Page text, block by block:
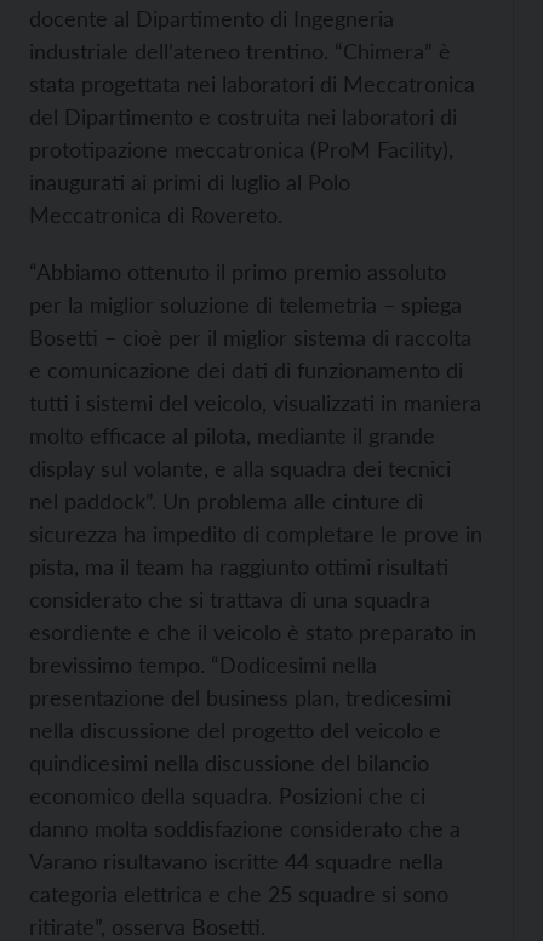
docente al Dipartimento di Ingegneria
industriale dell’ateneo trentino. “Chimera” è
stata progettata nei laboratori di Meccatronica
del Dipartimento e costruita nei laboratori di
prototipazione meccatronica (ProM Facility),
inaugurati ai primi di luglio al Polo
Meccatronica di Rovereto.
“Abbiamo ottenuto il primo premio assoluto
per la miglior soluzione di telemetria – spiega
Bosetti – cioè per il miglior sistema di raccolta
e comunicazione dei dati di funzionamento di
tutti i sistemi del veicolo, visualizzati in maniera
molto efficace al pilota, mediante il grande
display sul volante, e alla squadra dei tecnici
nel paddock”. Un problema alle cinture di
sicurezza ha impedito di completare le prove in
pista, ma il team ha raggiunto ottimi risultati
considerato che si trattava di una squadra
esordiente e che il veicolo è stato preparato in
brevissimo tempo. “Dodicesimi nella
presentazione del business plan, tredicesimi
nella discussione del progetto del veicolo e
quindicesimi nella discussione del bilancio
economico della squadra. Posizioni che ci
danno molta soddisfazione considerato che a
Varano risultavano iscritte 44 squadre nella
categoria elettrica e che 25 squadre si sono
ritirate”, osserva Bosetti.